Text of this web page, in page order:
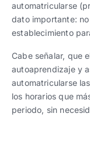
automatricularse
dato importante:
establecimiento
Cabe señalar, que
autoaprendizaje y
automatricularse
los horarios que
periodo, sin